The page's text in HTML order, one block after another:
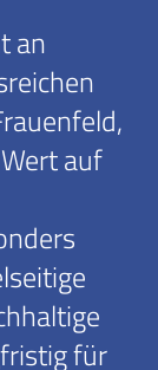
an
auf
für